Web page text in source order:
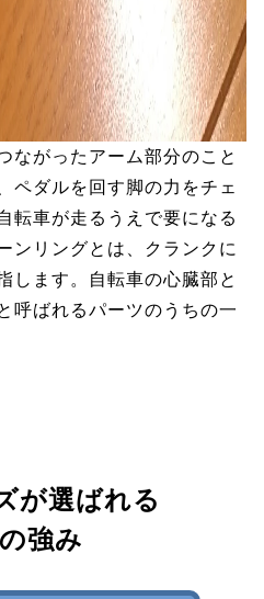
ながったアーム部分のこと
ペダルを回す脚の力をチェ
転車が走るうえで要になる
ンリングとは、クランクに
します。自転車の心臓部と
呼ばれるパーツのうちの一
が選ばれる
強み